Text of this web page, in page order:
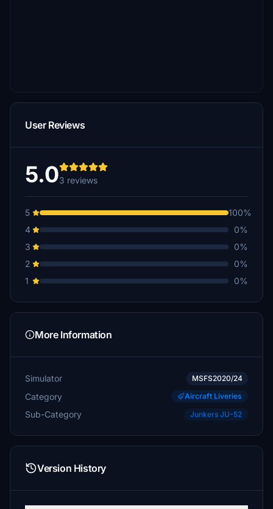
User Reviews
5.03 reviews
5
100%
4
0%
3
0%
2
0%
1
0%
More Information
Simulator MSFS2020/24
Category Aircraft Liveries
Sub-Category Junkers JU-52
Version History